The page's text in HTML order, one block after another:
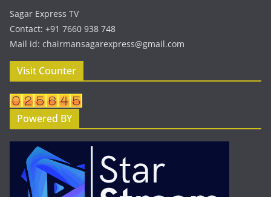
Sagar Express TV
Contact: +91 7660 938 748
Mail id: chairmansagarexpress@gmail.com
Visit Counter
Powered BY